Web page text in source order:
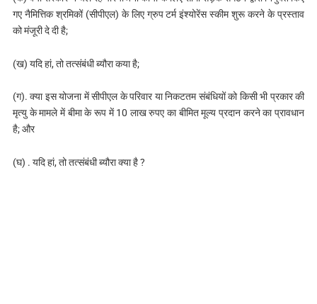
गए नैमित्तिक श्रमिकों (सीपीएल) के लिए ग्रुप टर्म इंश्योरेंस स्कीम शुरू करने के प्रस्ताव
को मंजूरी दे दी है;
(ख) यदि हां, तो तत्संबंधी ब्यौरा कया है;
(ग). क्या इस योजना में सीपीएल के परिवार या निकटतम संबंधियों को किसी भी प्रकार की
मृत्यु के मामले में बीमा के रूप में 10 लाख रुपए का बीमित मूल्य प्रदान करने का प्रावधान
है; और
(घ) . यदि हां, तो तत्संबंधी ब्यौरा क्‍या है ?